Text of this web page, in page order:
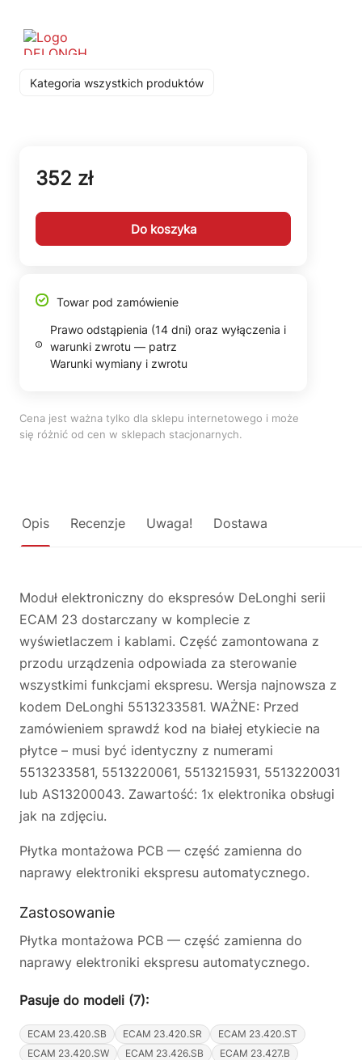
Kategoria wszystkich produktów
352 zł
Do koszyka
Towar pod zamówienie
Prawo odstąpienia (14 dni) oraz wyłączenia i
warunki zwrotu — patrz
Warunki wymiany i zwrotu
Cena jest ważna tylko dla sklepu internetowego i może
się różnić od cen w sklepach stacjonarnych.
Opis Recenzje Uwaga! Dostawa
Moduł elektroniczny do ekspresów DeLonghi serii
ECAM 23 dostarczany w komplecie z
wyświetlaczem i kablami. Część zamontowana z
przodu urządzenia odpowiada za sterowanie
wszystkimi funkcjami ekspresu. Wersja najnowsza z
kodem DeLonghi 5513233581. WAŻNE: Przed
zamówieniem sprawdź kod na białej etykiecie na
płytce – musi być identyczny z numerami
5513233581, 5513220061, 5513215931, 5513220031
lub AS13200043. Zawartość: 1x elektronika obsługi
jak na zdjęciu.
Płytka montażowa PCB — część zamienna do
naprawy elektroniki ekspresu automatycznego.
Zastosowanie
Płytka montażowa PCB — część zamienna do
naprawy elektroniki ekspresu automatycznego.
Pasuje do modeli (7):
ECAM 23.420.SB ECAM 23.420.SR
ECAM 23.420.ST
ECAM 23.420.SW
ECAM 23.426.SB
ECAM 23.427.B